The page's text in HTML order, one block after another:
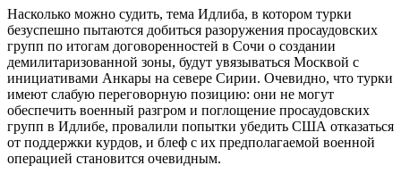
Насколько можно судить, тема Идлиба, в котором турки
безуспешно пытаются добиться разоружения просаудовских
групп по итогам договоренностей в Сочи о создании
демилитаризованной зоны, будут увязываться Москвой с
инициативами Анкары на севере Сирии. Очевидно, что турки
имеют слабую переговорную позицию: они не могут
обеспечить военный разгром и поглощение просаудовских
групп в Идлибе, провалили попытки убедить США отказаться
от поддержки курдов, и блеф с их предполагаемой военной
операцией становится очевидным.